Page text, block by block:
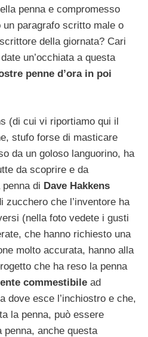
penna e compromesso
paragrafo scritto male o
della giornata? Cari
un’occhiata a questa
penne d’ora in poi
(di cui vi riportiamo qui il
stufo forse di masticare
da un goloso languorino, ha
da scoprire e da
di Dave Hakkens
zucchero che l’inventore ha
(nella foto vedete i gusti
che hanno richiesto una
molto accurata, hanno alla
che ha reso la penna
commestibile ad
dove esce l’inchiostro e che,
la penna, può essere
penna, anche questa